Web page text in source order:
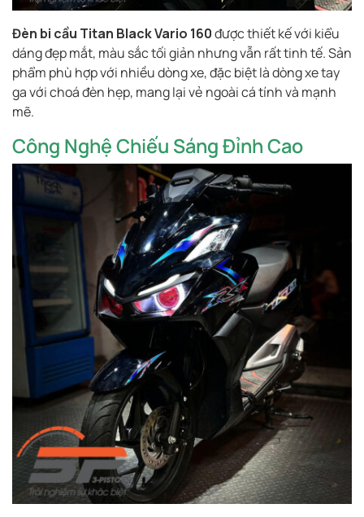
Đèn bi cầu Titan Black Vario 160được thiết kế với kiểu
dáng đẹp mắt, màu sắc tối giản nhưng vẫn rất tinh tế. Sản
phẩm phù hợp với nhiều dòng xe, đặc biệt là dòng xe tay
ga với choá đèn hẹp, mang lại vẻ ngoài cá tính và mạnh
mẽ.
Công Nghệ Chiếu Sáng Đỉnh Cao